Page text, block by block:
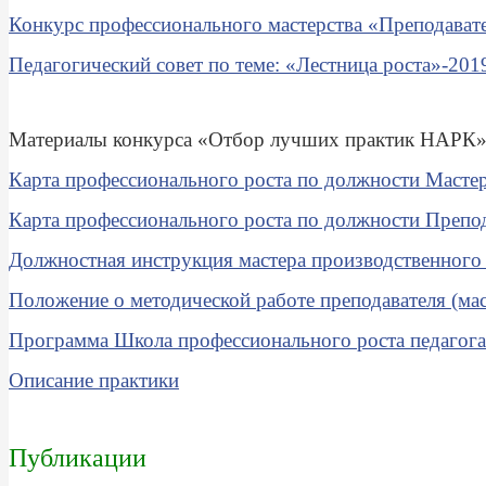
Конкурс профессионального мастерства
Педагогический совет по теме: «Лестница роста»-
Материалы конкурса «Отбор лучших практик НАРК»
Карта профессионального роста по должности
Карта профессионального роста по должности
Должностная инструкция мастера
Положение о методической работе преподавателя
Программа Школа профессионального роста педагога
Описание практики
Публикации